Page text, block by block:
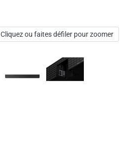
Cliquez ou faites défiler pour zoomer